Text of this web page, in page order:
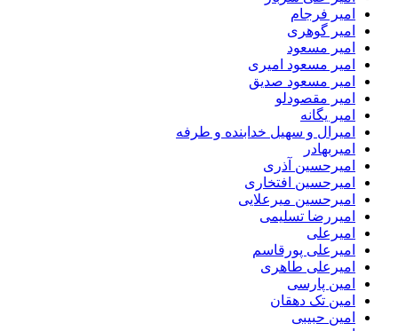
امیر فرجام
امیر گوهری
امیر مسعود
امیر مسعود امیری
امیر مسعود صدیق
امیر مقصودلو
امیر یگانه
امیرال و سهیل خدابنده و طرفه
امیربهادر
امیرحسین آذری
امیرحسین افتخاری
امیرحسین میرعلایی
امیررضا تسلیمی
امیرعلی
امیرعلی پورقاسم
امیرعلی طاهری
امین پارسی
امین تک دهقان
امین حبیبی